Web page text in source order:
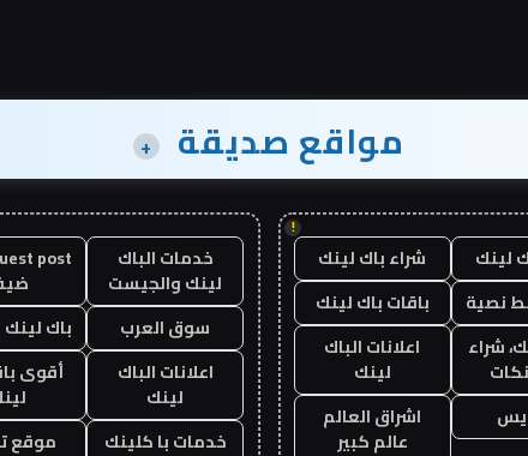
مواقع صديقة +
!
لينك
شراء باك لينك
نصية
باقات باك لينك
شراء
اعلانات الباك
لينك
اشراق العالم
عالم كبير
خدمات الباك
لينك والجيست
سوق العرب
باك لينك
اعلانات الباك
لينك
أقوى
خدمات با كلينك
موقع